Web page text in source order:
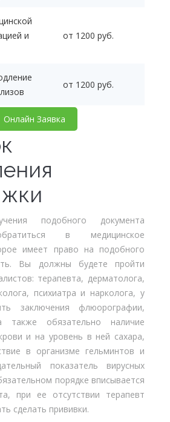
и
от 1200 руб.
от 1200 руб.
Онлайн Заявка
подобного документа
в медицинское
имеет право на подобного
Вы должны будете пройти
терапевта, дерматолога,
психиатра и нарколога, у
заключения флюорографии,
также обязательно наличие
и на уровень в ней сахара,
в организме гельминтов и
показатель вирусных
порядке вписывается
при ее отсутствии терапевт
сделать прививки.